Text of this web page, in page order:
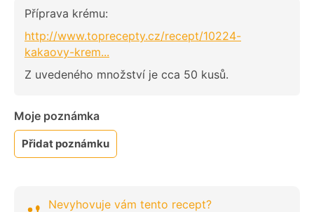
Příprava krému:
http://www.toprecepty.cz/recept/10224-
kakaovy-krem...
Z uvedeného množství je cca 50 kusů.
Moje poznámka
Přidat poznámku
Nevyhovuje vám tento recept?